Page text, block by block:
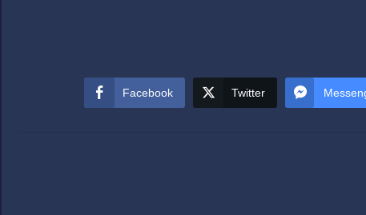
Facebook Twitter